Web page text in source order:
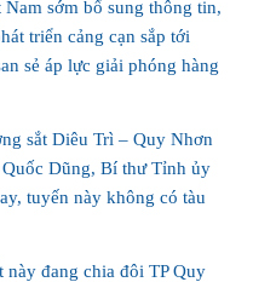
sớm bổ sung thông tin,
triển cảng cạn sắp tới
sẻ áp lực giải phóng hàng
sắt Diêu Trì – Quy Nhơn
Dũng, Bí thư Tỉnh ủy
tuyến này không có tàu
đang chia đôi TP Quy